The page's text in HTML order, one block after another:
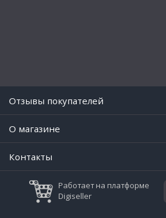
Отзывы покупателей
O магазине
Контакты
Работает на платформе
Digiseller